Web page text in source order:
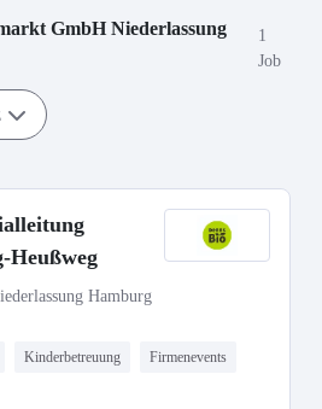
GmbH Niederlassung
1
Job
Heußweg
Hamburg
Kinderbetreuung Firmenevents